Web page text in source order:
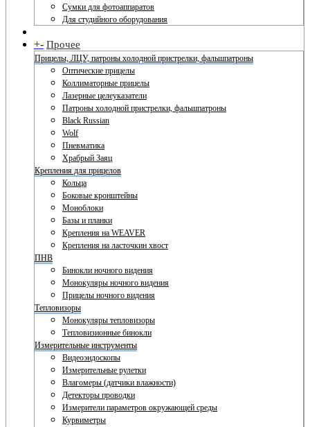
Сумки для фотоаппаратов
Для студийного оборудования
+- Прочее
Прицелы, ЛЦУ, патроны холодной пристрелки, фальшпатроны
Оптические прицелы
Коллиматорные прицелы
Лазерные целеуказатели
Патроны холодной пристрелки, фальшпатроны
Black Russian
Wolf
Пневматика
Храбрый Заяц
Крепления для прицелов
Кольца
Боковые кронштейны
Моноблоки
Базы и планки
Крепления на WEAVER
Крепления на ласточкин хвост
ПНВ
Бинокли ночного видения
Монокуляры ночного видения
Прицелы ночного видения
Тепловизоры
Монокуляры тепловизоры
Тепловизионные бинокли
Измерительные инструменты
Видеоэндоскопы
Измерительные рулетки
Влагомеры (датчики влажности)
Детекторы проводки
Измерители параметров окружающей среды
Курвиметры